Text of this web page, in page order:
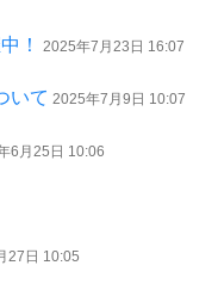
！
2025年7月23日 16:07
いて 2025年7月9日 10:07
6月25日 10:06
27日 10:05